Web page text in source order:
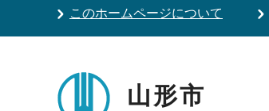
このホームページについて
山形市